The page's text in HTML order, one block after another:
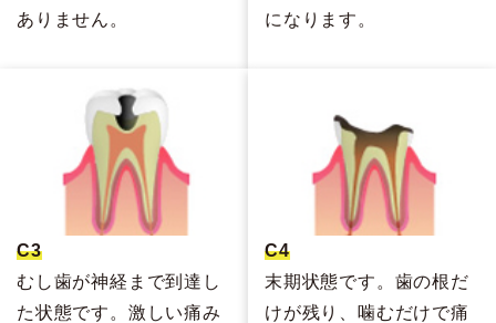
ありません。
になります。
C3
むし歯が神経まで到達し
た状態です。激しい痛み
C4
末期状態です。歯の根だ
けが残り、噛むだけで痛